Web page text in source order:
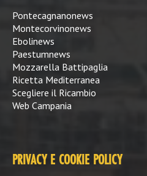
Pontecagnanonews
Montecorvinonews
Ebolinews
Paestumnews
Mozzarella Battipaglia
Ricetta Mediterranea
Scegliere il Ricambio
Web Campania
PRIVACY E COOKIE POLICY